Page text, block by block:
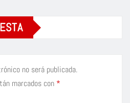
no será publicada.
marcados con *